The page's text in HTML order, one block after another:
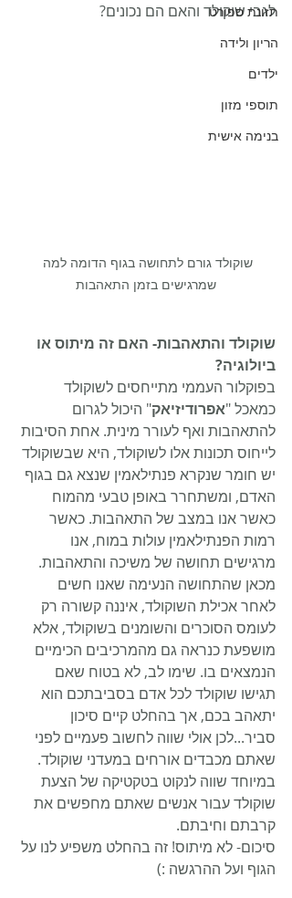
תזונת ספורט
הריון ולידה
ילדים
תוספי מזון
בנימה אישית
לגבי שוקולד והאם הם נכונים?
שוקולד גורם לתחושה בגוף הדומה למה
שמרגישים בזמן התאהבות
שוקולד והתאהבות- האם זה מיתוס או
ביולוגיה?
בפוקלור העממי מתייחסים לשוקולד
כמאכל "אפרודיזיאק" היכול לגרום
להתאהבות ואף לעורר מינית. אחת הסיבות
לייחוס תכונות אלו לשוקולד, היא שבשוקולד
יש חומר שנקרא פנתילאמין שנצא גם בגוף
האדם, ומשתחרר באופן טבעי מהמוח
כאשר אנו במצב של התאהבות. כאשר
רמות הפנתילאמין עולות במוח, אנו
מרגישים תחושה של משיכה והתאהבות.
מכאן שהתחושה הנעימה שאנו חשים
לאחר אכילת השוקולד, איננה קשורה רק
לעומס הסוכרים והשומנים בשוקולד, אלא
מושפעת כנראה גם מהמרכיבים הכימיים
הנמצאים בו. שימו לב, לא בטוח שאם
תגישו שוקולד לכל אדם בסביבתכם הוא
יתאהב בכם, אך בהחלט קיים סיכון
סביר...לכן אולי שווה לחשוב פעמיים לפני
שאתם מכבדים אורחים במעדני שוקולד.
במיוחד שווה לנקוט בטקטיקה של הצעת
שוקולד עבור אנשים שאתם מחפשים את
קרבתם וחיבתם.
סיכום- לא מיתוס! זה בהחלט משפיע לנו על
הגוף ועל ההרגשה :)